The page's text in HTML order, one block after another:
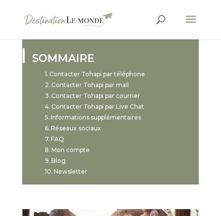
SOMMAIRE
Contacter Tohapi par téléphone
Contacter Tohapi par mail
Contacter Tohapi par courrier
Contacter Tohapi par Live Chat
Informations supplémentaires
Réseaux sociaux
FAQ
Mon compte
Blog
Newsletter